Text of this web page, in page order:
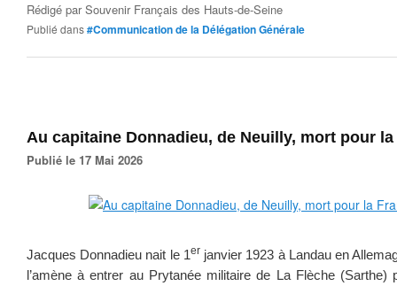
Rédigé parSouvenir Français des Hauts-de-Seine
Publié dans#Communication de la Délégation Générale
Au capitaine Donnadieu, de Neuilly, mort pour
Publié le 17 Mai 2026
Jacques Donnadieu nait le 1er janvier 1923 à Landau en
l’amène à entrer au Prytanée militaire de La Flèche (Sarthe)